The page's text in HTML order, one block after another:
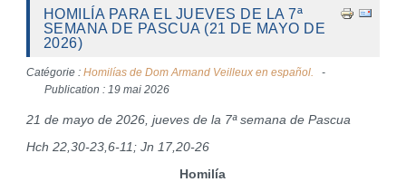
HOMILÍA PARA EL JUEVES DE LA 7ª
SEMANA DE PASCUA (21 DE MAYO DE
2026)
Catégorie : Homilías de Dom Armand Veilleux en español.
Publication : 19 mai 2026
21 de mayo de 2026, jueves de la 7ª semana de Pascua
Hch 22,30-23,6-11; Jn 17,20-26
Homilía